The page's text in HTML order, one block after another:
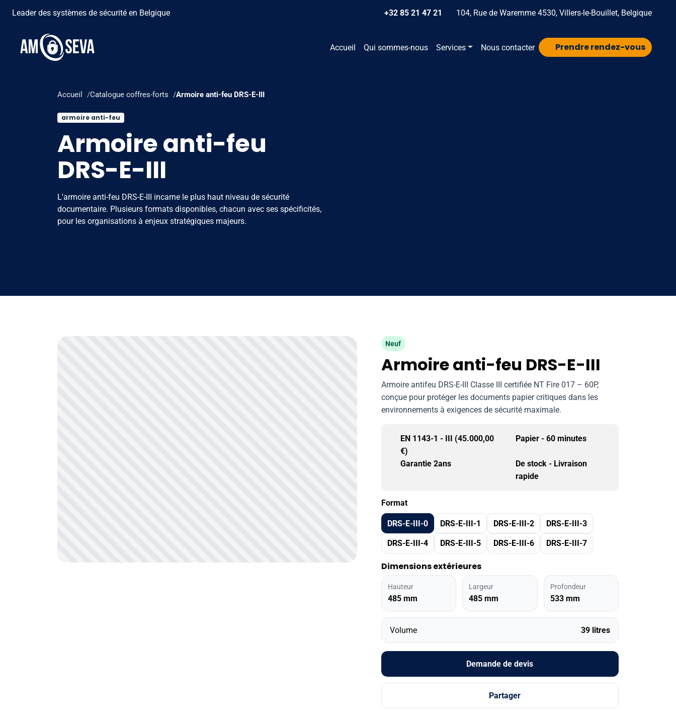
Leader des systèmes de sécurité en Belgique +32 85 21 47 21 104, Rue de Waremme 4530, Villers-le-Bouillet, Belgique
Accueil Qui sommes-nous Services Nous contacter Prendre rendez-vous
Accueil Catalogue coffres-forts Armoire anti-feu DRS-E-III
armoire anti-feu
Armoire anti-feu
DRS-E-III
L'armoire anti-feu DRS-E-III incarne le plus haut niveau de sécurité
documentaire. Plusieurs formats disponibles, chacun avec ses spécificités,
pour les organisations à enjeux stratégiques majeurs.
Neuf
Armoire anti-feu DRS-E-III
Armoire antifeu DRS-E-III Classe III certifiée NT Fire 017 – 60P,
conçue pour protéger les documents papier critiques dans les
environnements à exigences de sécurité maximale.
EN 1143-1 - III (45.000,00
€)
Papier - 60 minutes
Garantie 2ans
De stock - Livraison
rapide
Format
DRS-E-III-0 DRS-E-III-1 DRS-E-III-2 DRS-E-III-3
DRS-E-III-4 DRS-E-III-5 DRS-E-III-6 DRS-E-III-7
Dimensions extérieures
Hauteur
485 mm
Largeur
485 mm
Profondeur
533 mm
Volume 39 litres
Demande de devis
Partager